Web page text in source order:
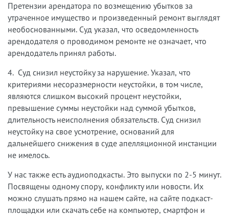
Претензии арендатора по возмещению убытков за
утраченное имущество и произведенный ремонт выглядят
необоснованными. Суд указал, что осведомленность
арендодателя о проводимом ремонте не означает, что
арендодатель принял работы.
4. Суд снизил неустойку за нарушение. Указал, что
критериями несоразмерности неустойки, в том числе,
являются слишком высокий процент неустойки,
превышение суммы неустойки над суммой убытков,
длительность неисполнения обязательств. Суд снизил
неустойку на свое усмотрение, оснований для
дальнейшего снижения в суде апелляционной инстанции
не имелось.
У нас также есть аудиоподкасты. Это выпуски по 2-5 минут.
Посвящены одному спору, конфликту или новости. Их
можно слушать прямо на нашем сайте, на сайте подкаст-
площадки или скачать себе на компьютер, смартфон и